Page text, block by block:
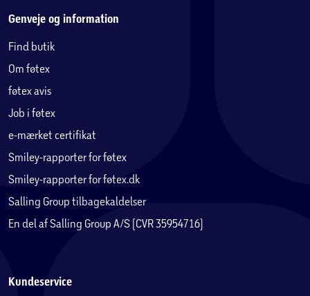
Genveje og information
Find butik
Om føtex
føtex avis
Job i føtex
e-mærket certifikat
Smiley-rapporter for føtex
Smiley-rapporter for føtex.dk
Salling Group tilbagekaldelser
En del af Salling Group A/S (CVR 35954716)
Kundeservice